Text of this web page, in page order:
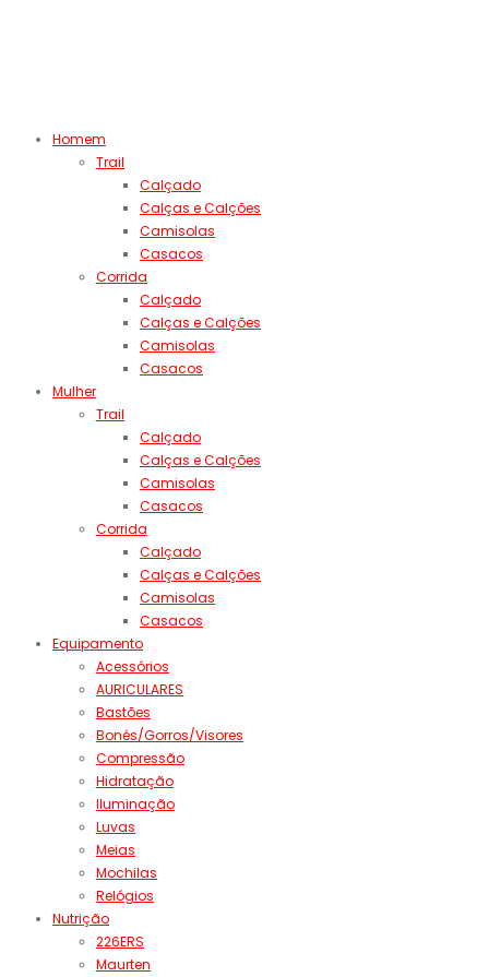
Homem
Trail
Calçado
Calças e Calções
Camisolas
Casacos
Corrida
Calçado
Calças e Calções
Camisolas
Casacos
Mulher
Trail
Calçado
Calças e Calções
Camisolas
Casacos
Corrida
Calçado
Calças e Calções
Camisolas
Casacos
Equipamento
Acessórios
AURICULARES
Bastões
Bonés/Gorros/Visores
Compressão
Hidratação
Iluminação
Luvas
Meias
Mochilas
Relógios
Nutrição
226ERS
Maurten